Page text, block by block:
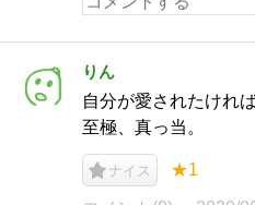
りん
自分が愛されたけれ
至極、真っ当。
ナイス ★1